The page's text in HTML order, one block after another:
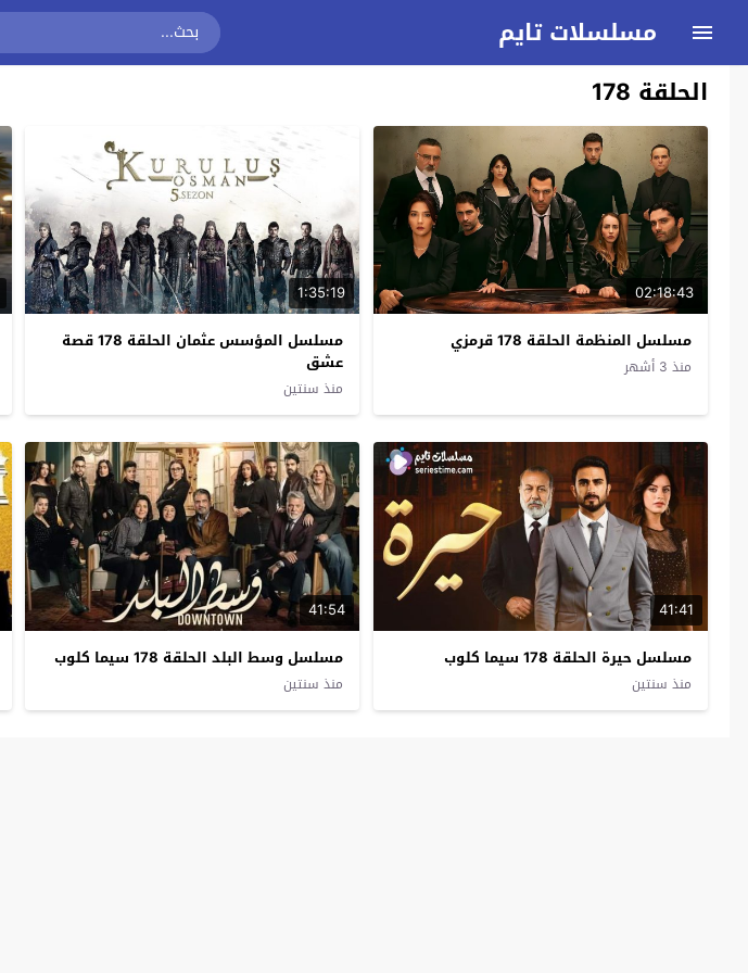
مسلسلات تايم
الحلقة 178
02:18:43
مسلسل المنظمة الحلقة 178 قرمزي
منذ 3 أشهر
1:35:19
مسلسل المؤسس عثمان الحلقة 178 قصة
عشق
منذ سنتين
41:41
مسلسل حيرة الحلقة 178 سيما كلوب
منذ سنتين
41:54
مسلسل وسط البلد الحلقة 178 سيما كلوب
منذ سنتين